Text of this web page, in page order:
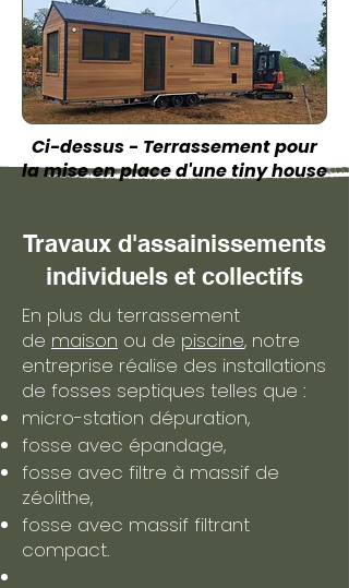
Ci-dessus - Terrassement pour
la mise en place d'une tiny house
Travaux d'assainissements
individuels et collectifs
En plus du terrassement
de maison ou de piscine, notre
entreprise réalise des installations
de fosses septiques telles que :
micro-station dépuration,
fosse avec épandage,
fosse avec filtre à massif de
zéolithe,
fosse avec massif filtrant
compact.